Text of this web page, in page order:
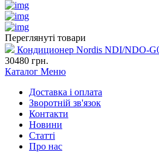
Переглянуті товари
Кондиционер Nordis NDI/NDO-
30480 грн.
Каталог Меню
Доставка і оплата
Зворотній зв'язок
Контакти
Новини
Статті
Про нас